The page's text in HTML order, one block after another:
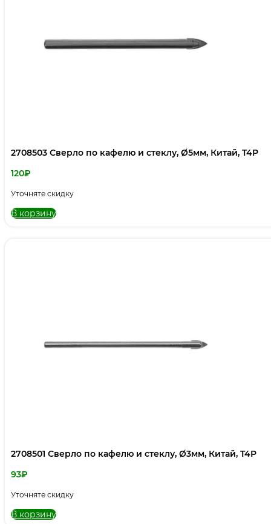
2708503 Сверло по кафелю и стеклу, Ø5мм, Китай, T4P
120₽
Уточняте скидку
В корзину
2708501 Сверло по кафелю и стеклу, Ø3мм, Китай, T4P
93₽
Уточняте скидку
В корзину